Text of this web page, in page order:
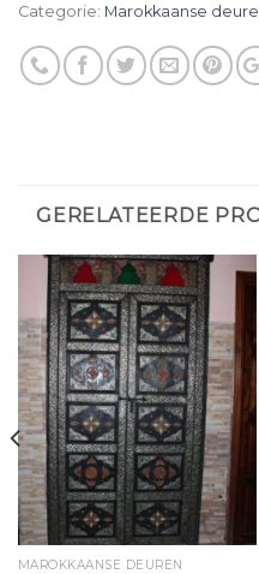
Categorie: Marokkaanse
GERELATEERDE
MAROKKAANSE DEUREN